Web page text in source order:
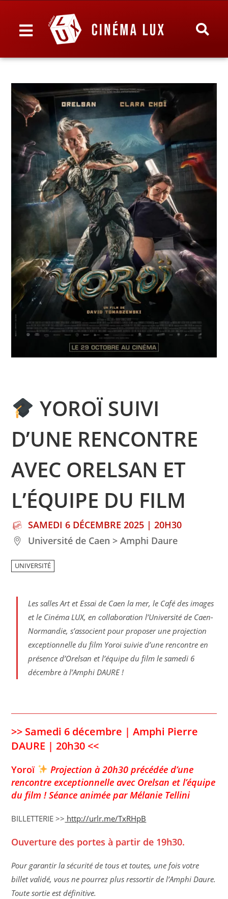
YOROÏ SUIVI
D’UNE RENCONTRE
AVEC ORELSAN ET
L’ÉQUIPE DU FILM
SAMEDI 6 DÉCEMBRE 2025 | 20H30
Université de Caen > Amphi Daure
UNIVERSITÉ
Les salles Art et Essai de Caen la mer, le Café des images
et le Cinéma LUX, en collaboration l’Université de Caen-
Normandie, s’associent pour proposer une projection
exceptionnelle du film Yoroï suivie d’une rencontre en
présence d’Orelsan et l’équipe du film le samedi 6
décembre à l’Amphi DAURE !
>> Samedi 6 décembre | Amphi Pierre
DAURE | 20h30 <<
Yoroï
Projection à 20h30 précédée d’une
rencontre exceptionnelle avec Orelsan et l’équipe
du film ! Séance animée par Mélanie Tellini
BILLETTERIE >> http://urlr.me/TxRHpB
Ouverture des portes à partir de 19h30.
Pour garantir la sécurité de tous et toutes, une fois votre
billet validé, vous ne pourrez plus ressortir de l’Amphi Daure.
Toute sortie est définitive.